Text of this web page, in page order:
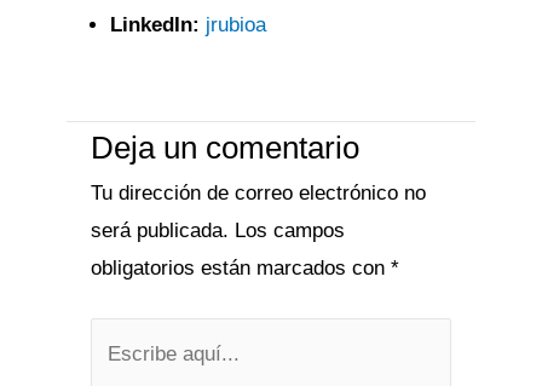
LinkedIn: jrubioa
Deja un comentario
Tu dirección de correo electrónico no
será publicada. Los campos
obligatorios están marcados con *